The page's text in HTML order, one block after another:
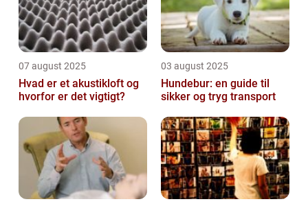
07 august 2025
Hvad er et akustikloft og
hvorfor er det vigtigt?
03 august 2025
Hundebur: en guide til
sikker og tryg transport